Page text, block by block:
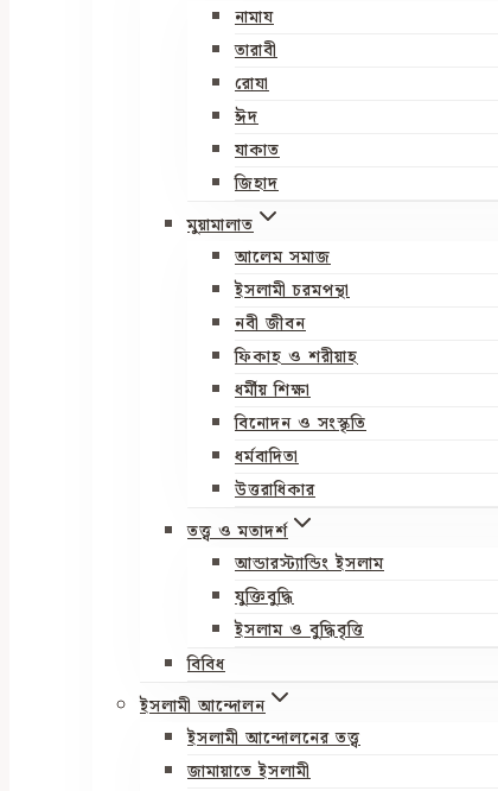
নামায
তারাবী
রোযা
ঈদ
যাকাত
জিহাদ
মুয়ামালাত
আলেম সমাজ
ইসলামী চরমপন্থা
নবী জীবন
ফিকাহ ও শরীয়াহ
ধর্মীয় শিক্ষা
বিনোদন ও সংস্কৃতি
ধর্মবাদিতা
উত্তরাধিকার
তত্ত্ব ও মতাদর্শ
আন্ডারস্ট্যান্ডিং ইসলাম
যুক্তিবুদ্ধি
ইসলাম ও বুদ্ধিবৃত্তি
বিবিধ
ইসলামী আন্দোলন
ইসলামী আন্দোলনের তত্ত্ব
জামায়াতে ইসলামী